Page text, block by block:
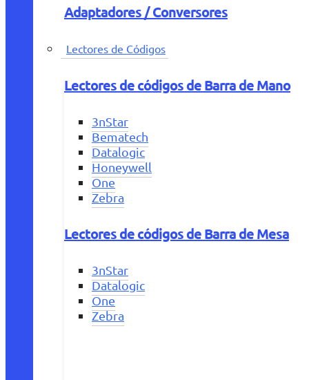
Adaptadores / Conversores
Lectores de Códigos
Lectores de códigos de Barra de Mano
3nStar
Bematech
Datalogic
Honeywell
One
Zebra
Lectores de códigos de Barra de Mesa
3nStar
Datalogic
One
Zebra